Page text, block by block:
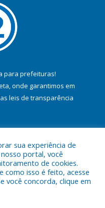
para prefeituras!
onde garantimos em
leis de transparência
Municipal de Jacundá.
sua experiência de
portal, você
de cookies.
como isso é feito, acesse
você concorda, clique em